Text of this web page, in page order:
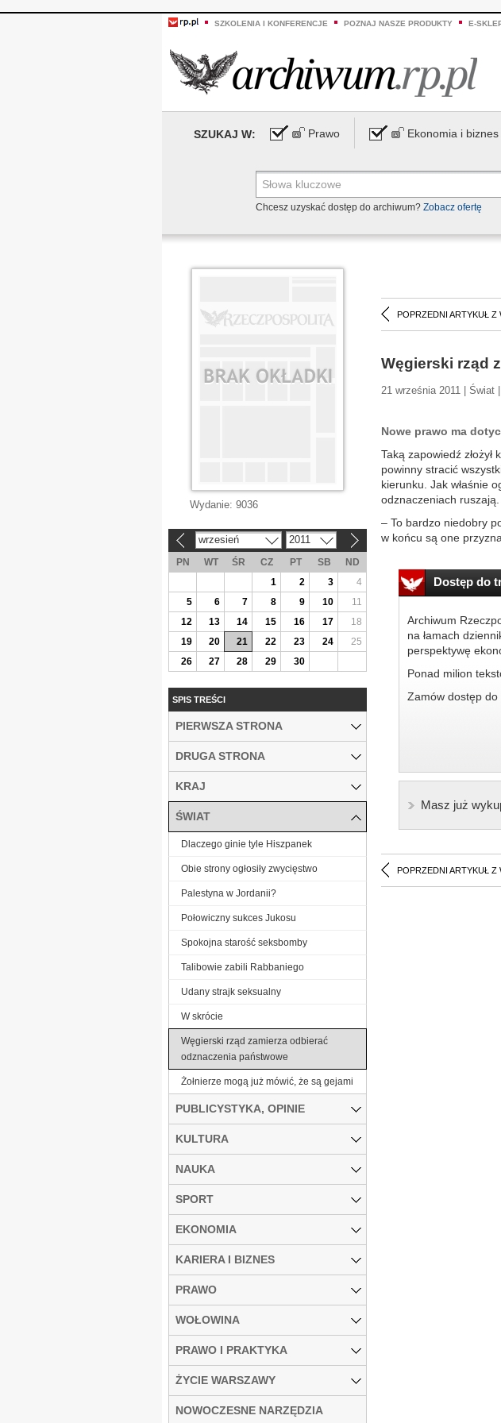
SZKOLENIA I KONFERENCJE POZNAJ NASZE PRODUKTY E-
SZUKAJ W: Prawo Ekonomia i biznes
Chcesz uzyskać dostęp do archiwum? Zobacz ofertę
POPRZEDNI ARTYKUŁ Z
Węgierski rząd
21 września 2011 | Świat
Nowe prawo ma
Taką zapowiedź
powinny stracić
kierunku. Jak właśnie
odznaczeniach
– To bardzo niedobry
w końcu są one
Dostęp do
Archiwum
na łamach
perspektywę
Ponad milion
Zamów dostęp do
Masz już
POPRZEDNI ARTYKUŁ Z
Wydanie: 9036
wrzesień 2011
PN WT ŚR CZ PT SB
ND
1
2 3
4
5
6 7 8 9 10
11
12
13 14 15 16 17
18
19
20 21 22 23 24
25
26
27 28 29 30
SPIS TREŚCI
PIERWSZA STRONA
DRUGA STRONA
KRAJ
ŚWIAT
Dlaczego ginie tyle Hiszpanek
Obie strony ogłosiły zwycięstwo
Palestyna w Jordanii?
Połowiczny sukces Jukosu
Spokojna starość seksbomby
Talibowie zabili Rabbaniego
Udany strajk seksualny
W skrócie
Węgierski rząd zamierza odbierać
odznaczenia państwowe
Żołnierze mogą już mówić, że są gejami
PUBLICYSTYKA, OPINIE
KULTURA
NAUKA
SPORT
EKONOMIA
KARIERA I BIZNES
PRAWO
WOŁOWINA
PRAWO I PRAKTYKA
ŻYCIE WARSZAWY
NOWOCZESNE NARZĘDZIA